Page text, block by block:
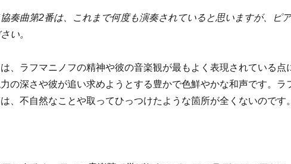
曲第2番は、これまで何度も演奏されていると思いますが、ピア
い。
、ラフマニノフの精神や彼の音楽観が最もよく表現されている点
の深さや彼が追い求めようとする豊かで色鮮やかな和声です。ラ
、不自然なことや取ってひっつけたような箇所が全くないのです